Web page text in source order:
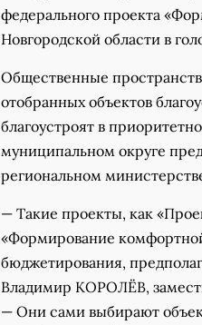
федерального проекта
Новгородской области в
Общественные
отобранных объектов
благоустроят в
муниципальном округе
региональном
— Такие проекты, как
«Формирование
бюджетирования,
Владимир КОРОЛЁВ,
— Они сами выбирают